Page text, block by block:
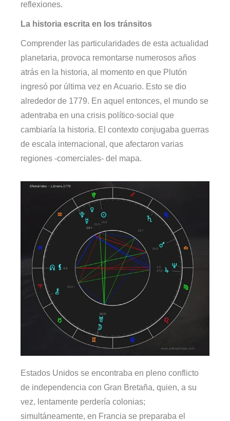
reflexiones.
La historia escrita en los tránsitos
Comprender las particularidades de esta actualidad
planetaria, provoca remontarse numerosos años
atrás en la historia, al momento en que Plutón
ingresó por última vez en Acuario. Esto se dio
alrededor de 1779. En aquel entonces, el mundo se
adentraba en una crisis político-social que
cambiaría la historia. El contexto conjugaba guerras
de escala internacional, que afectaron varias
regiones -comerciales- del mapa.
Estados Unidos se encontraba en pleno conflicto
de independencia con Gran Bretaña, quien, a su
vez, lentamente perdería colonias;
simultáneamente, en Francia se preparaba el